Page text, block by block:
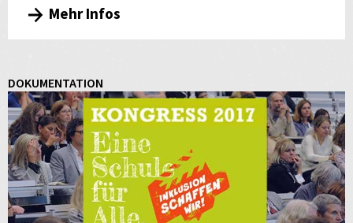
Mehr Infos
DOKUMENTATION